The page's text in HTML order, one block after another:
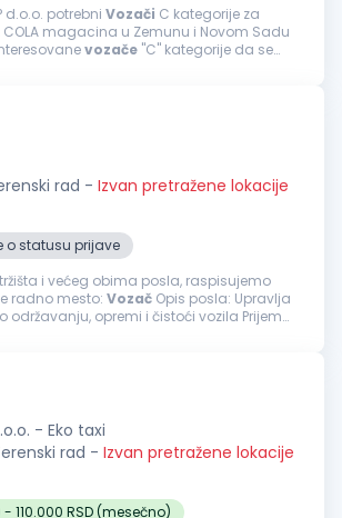
d.o.o. potrebni Vozači C kategorije za
COLA magacina u Zemunu i Novom Sadu
vozače "C" kategorije da se
rad - Izvan pretražene lokacije
o statusu prijave
i većeg obima posla, raspisujemo
radno mesto: Vozač Opis posla: Upravlja
održavanju, opremi i čistoći vozila Prijem
- Eko taxi
rad - Izvan pretražene lokacije
110.000 RSD (mesečno)